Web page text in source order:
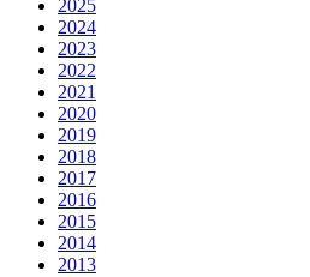
2025
2024
2023
2022
2021
2020
2019
2018
2017
2016
2015
2014
2013